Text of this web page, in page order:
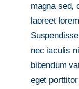
magna sed,
laoreet
nec iaculis
bibendum
eget